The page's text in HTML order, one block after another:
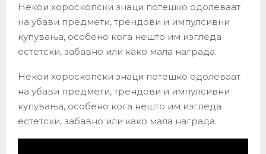
Некои хороскопски знаци потешко одолеваат
на убави предмети, трендови и импулсивни
купувања, особено кога нешто им изгледа
естетски, забавно или како мала награда.
Некои хороскопски знаци потешко одолеваат
на убави предмети, трендови и импулсивни
купувања, особено кога нешто им изгледа
естетски, забавно или како мала награда.